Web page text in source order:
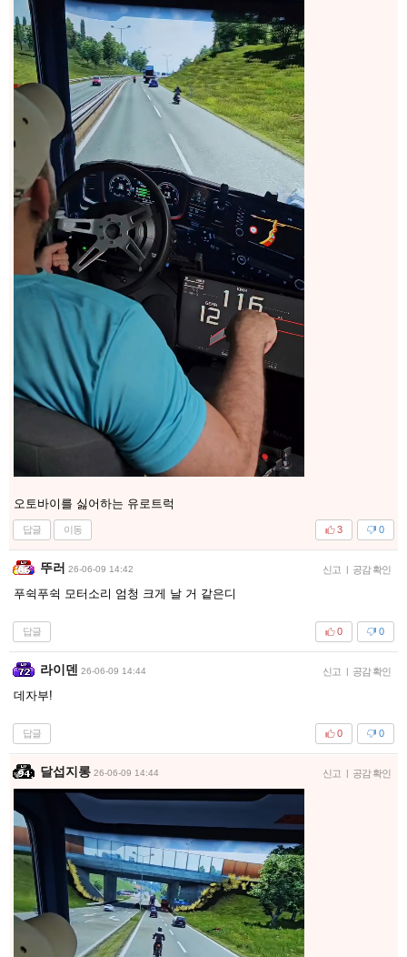
오토바이를 싫어하는 유로트럭
답글 이동 0
3
뚜러 26-06-09 14:42 신고 | 공감 확인
푸쉭푸쉭 모터소리 엄청 크게 날 거 같은디
답글 0
0
라이덴 26-06-09 14:44 신고 | 공감 확인
데자부!
답글 0
0
달섭지롱 26-06-09 14:44 신고 | 공감 확인